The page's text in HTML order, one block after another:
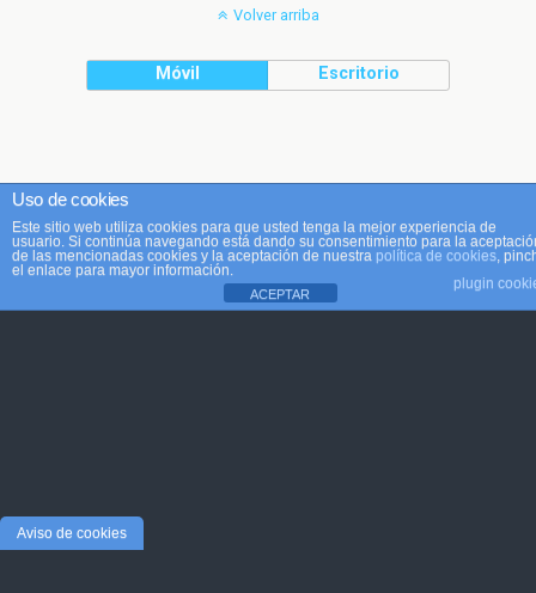
Volver arriba
Móvil Escritorio
Uso de cookies
Este sitio web utiliza cookies para que usted tenga la mejor experiencia de
usuario. Si continúa navegando está dando su consentimiento para la
de las mencionadas cookies y la aceptación de nuestra política de cookies,
el enlace para mayor información.
plugin
ACEPTAR
Aviso de cookies